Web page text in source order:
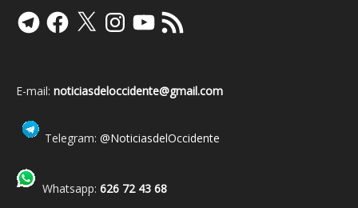
TelegramFacebook
X InstagramYouTube
Feed
RSS
E-mail: noticiasdeloccidente@gmail.com
Telegram: @NoticiasdelOccidente
Whatsapp: 626 72 43 68